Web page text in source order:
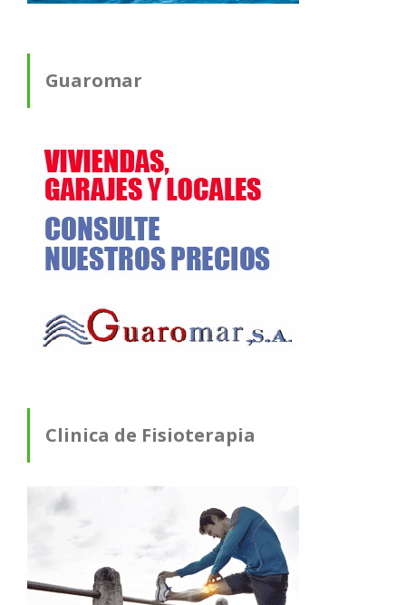
Guaromar
Clinica de Fisioterapia